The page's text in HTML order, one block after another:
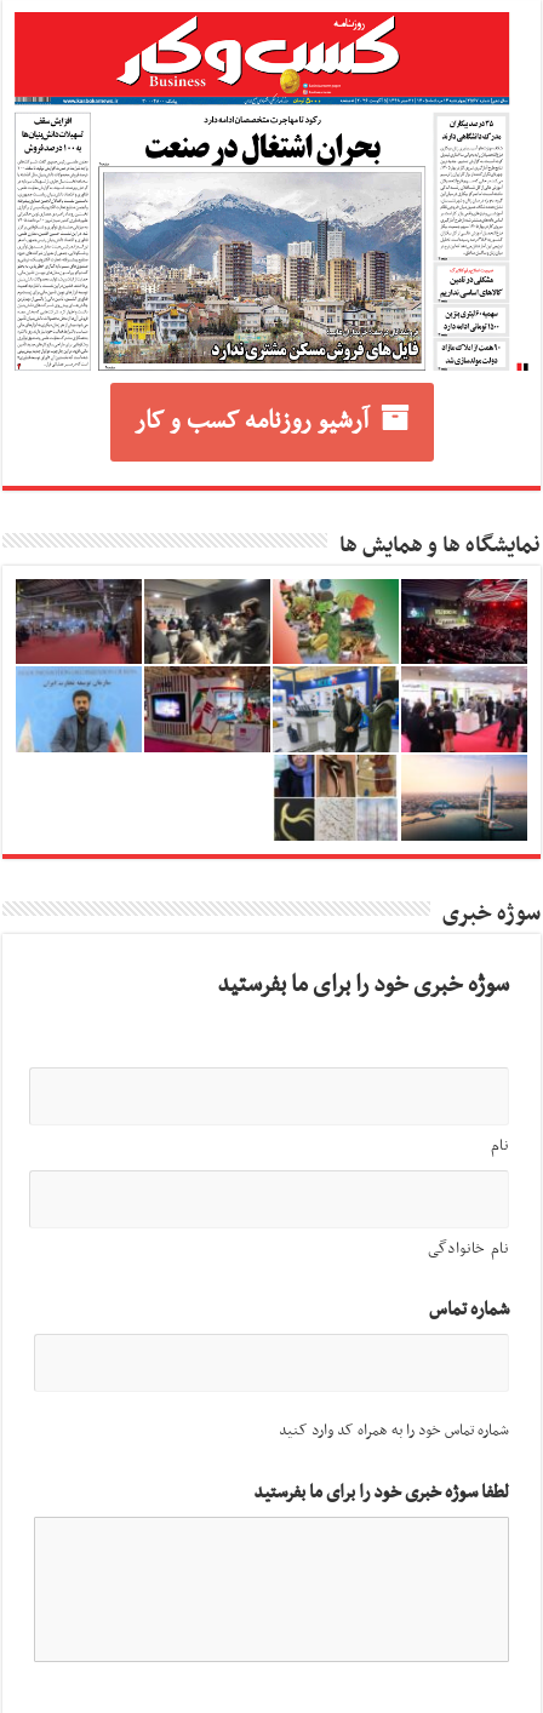
آرشیو روزنامه کسب و کار
نمایشگاه ها و همایش ها
سوژه خبری
سوژه خبری خود را برای ما بفرستید
نام
نام خانوادگی
شماره تماس
شماره تماس خود را به همراه کد وارد کنید
لطفا سوژه خبری خود را برای ما بفرستید